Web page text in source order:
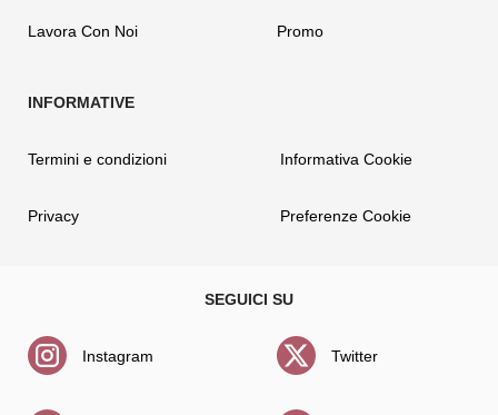
Lavora Con Noi Promo
Termini e condizioni
Privacy
Informativa Cookie
Preferenze Cookie
Instagram Twitter